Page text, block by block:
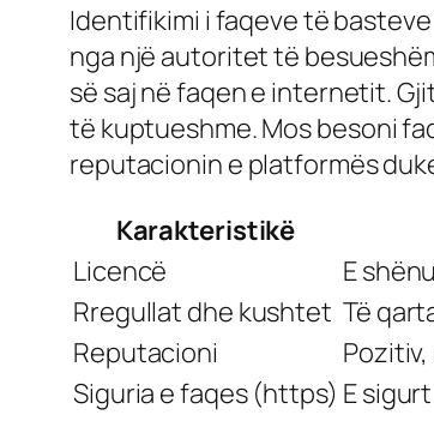
Identifikimi i faqeve të
nga një autoritet të
së saj në faqen e internetit.
të kuptueshme. Mos besoni
reputacionin e platformës
Karakteristikë
Licencë
E
Rregullat dhe kushtet Të
Reputacioni
Siguria e faqes (https) E